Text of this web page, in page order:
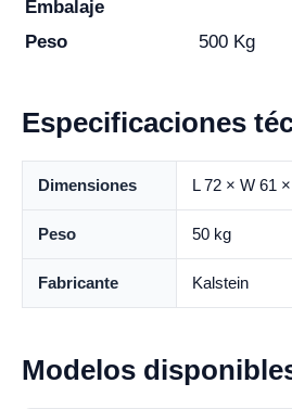
Embalaje
Peso 500 Kg
Especificaciones
Dimensiones L 72 × W 61
Peso 50 kg
Fabricante Kalstein
Modelos